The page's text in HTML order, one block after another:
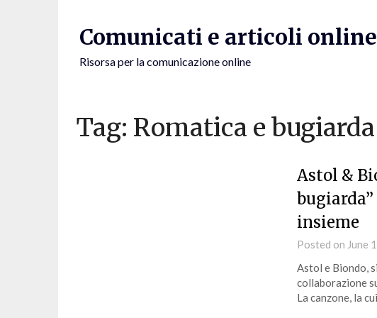
Comunicati e articoli online
Risorsa per la comunicazione online
Tag: Romatica e bugiarda
Astol &
insieme
Posted on June
Astol e Biondo,
collaborazione
La canzone, la